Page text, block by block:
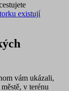
existují
vám ukázali,
v terénu